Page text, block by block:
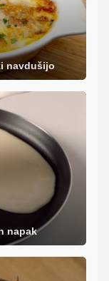
navdušijo
napak